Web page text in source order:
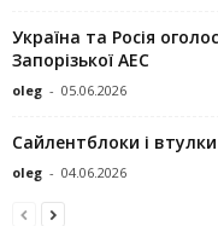
Україна та Росія
Запорізької АЕС
oleg - 05.06.2026
Сайлентблоки і
oleg - 04.06.2026